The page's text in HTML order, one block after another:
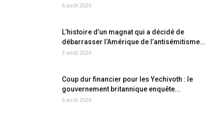
6 août 2026
L’histoire d’un magnat qui a décidé de
débarrasser l’Amérique de l’antisémitisme...
3 août 2026
Coup dur financier pour les Yechivoth : le
gouvernement britannique enquête...
6 août 2026